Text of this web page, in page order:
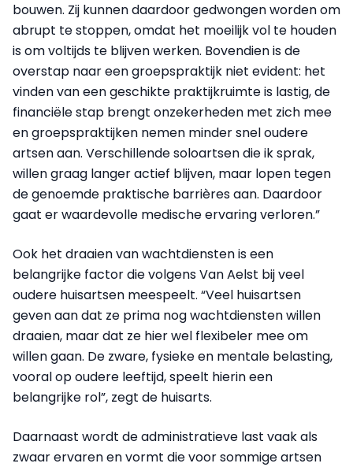
bouwen. Zij kunnen daardoor gedwongen worden om
abrupt te stoppen, omdat het moeilijk vol te houden
is om voltijds te blijven werken. Bovendien is de
overstap naar een groepspraktijk niet evident: het
vinden van een geschikte praktijkruimte is lastig, de
financiële stap brengt onzekerheden met zich mee
en groepspraktijken nemen minder snel oudere
artsen aan. Verschillende soloartsen die ik sprak,
willen graag langer actief blijven, maar lopen tegen
de genoemde praktische barrières aan. Daardoor
gaat er waardevolle medische ervaring verloren.”
Ook het draaien van wachtdiensten is een
belangrijke factor die volgens Van Aelst bij veel
oudere huisartsen meespeelt. “Veel huisartsen
geven aan dat ze prima nog wachtdiensten willen
draaien, maar dat ze hier wel flexibeler mee om
willen gaan. De zware, fysieke en mentale belasting,
vooral op oudere leeftijd, speelt hierin een
belangrijke rol”, zegt de huisarts.
Daarnaast wordt de administratieve last vaak als
zwaar ervaren en vormt die voor sommige artsen